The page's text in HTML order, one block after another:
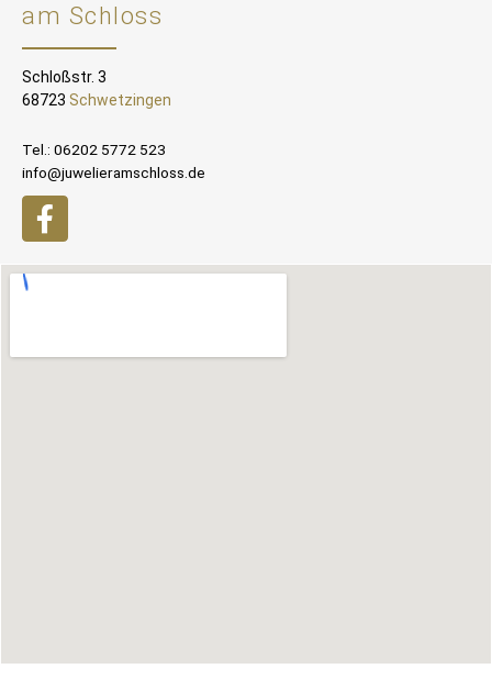
am Schloss
Schloßstr. 3
68723 Schwetzingen
Tel.: 06202 5772 523
info@juwelieramschloss.de